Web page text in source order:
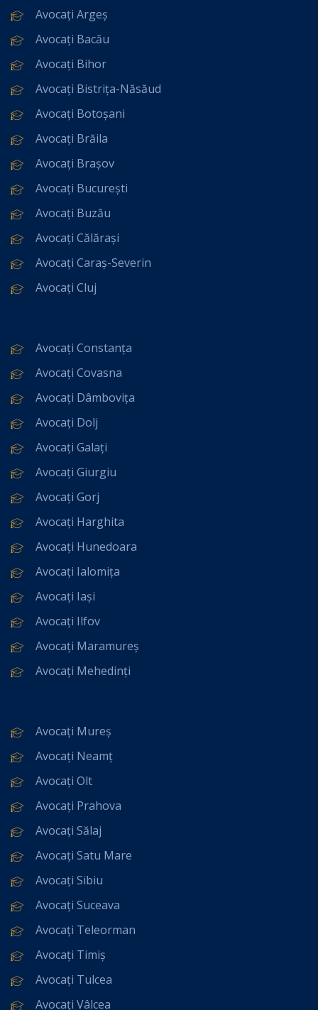
Avocați Argeș
Avocați Bacău
Avocați Bihor
Avocați Bistrița-Năsăud
Avocați Botoșani
Avocați Brăila
Avocați Brașov
Avocați București
Avocați Buzău
Avocați Călărași
Avocați Caraș-Severin
Avocați Cluj
Avocați Constanța
Avocați Covasna
Avocați Dâmbovița
Avocați Dolj
Avocați Galați
Avocați Giurgiu
Avocați Gorj
Avocați Harghita
Avocați Hunedoara
Avocați Ialomița
Avocați Iași
Avocați Ilfov
Avocați Maramureș
Avocați Mehedinți
Avocați Mureș
Avocați Neamț
Avocați Olt
Avocați Prahova
Avocați Sălaj
Avocați Satu Mare
Avocați Sibiu
Avocați Suceava
Avocați Teleorman
Avocați Timiș
Avocați Tulcea
Avocați Vâlcea